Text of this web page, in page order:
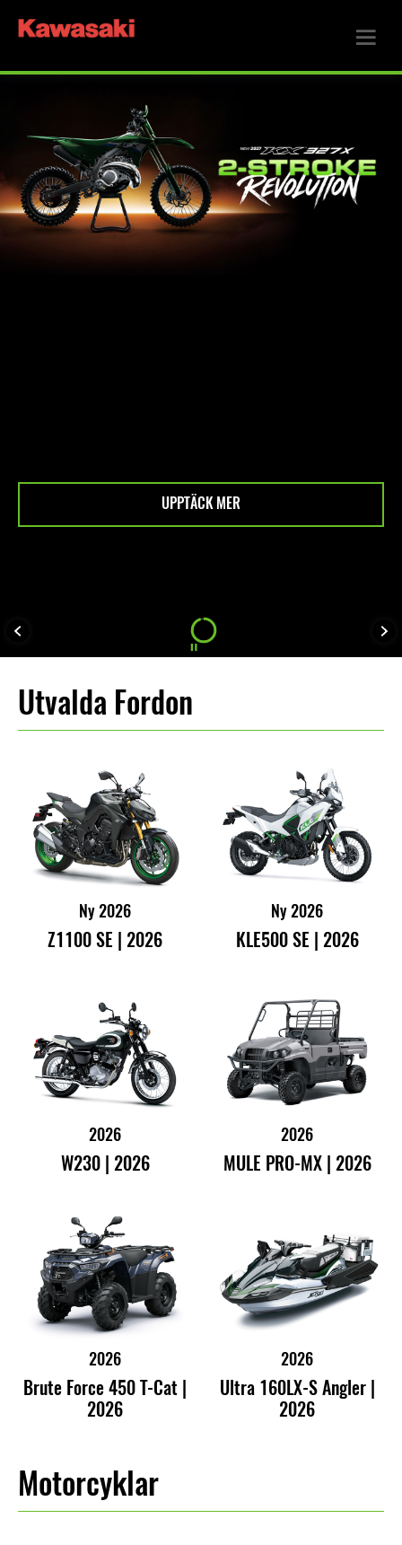
Utvalda Fordon
Ny 2026
Z1100 SE | 2026
Ny 2026
KLE500 SE | 2026
2026
W230 | 2026
2026
MULE PRO-MX | 2026
2026
Brute Force 450 T-Cat |
2026
2026
Ultra 160LX-S Angler |
2026
Motorcyklar